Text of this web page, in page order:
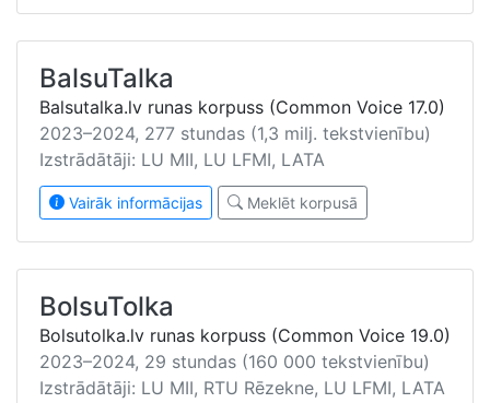
BalsuTalka
Balsutalka.lv runas korpuss (Common Voice 17.0)
2023–2024, 277 stundas (1,3 milj. tekstvienību)
Izstrādātāji: LU MII, LU LFMI, LATA
Vairāk informācijas Meklēt korpusā
BolsuTolka
Bolsutolka.lv runas korpuss (Common Voice 19.0)
2023–2024, 29 stundas (160 000 tekstvienību)
Izstrādātāji: LU MII, RTU Rēzekne, LU LFMI, LATA